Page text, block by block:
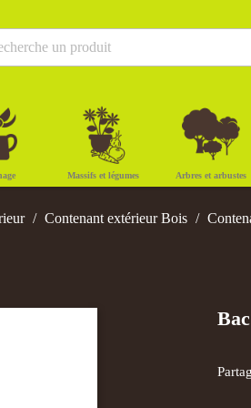
Massifs et légumes Arbres et arbustes
Contenant extérieur Bois